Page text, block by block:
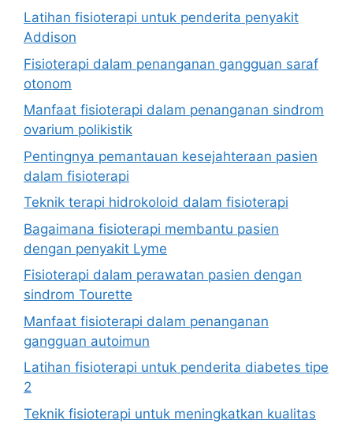
Latihan fisioterapi untuk penderita penyakit
Addison
Fisioterapi dalam penanganan gangguan saraf
otonom
Manfaat fisioterapi dalam penanganan sindrom
ovarium polikistik
Pentingnya pemantauan kesejahteraan pasien
dalam fisioterapi
Teknik terapi hidrokoloid dalam fisioterapi
Bagaimana fisioterapi membantu pasien
dengan penyakit Lyme
Fisioterapi dalam perawatan pasien dengan
sindrom Tourette
Manfaat fisioterapi dalam penanganan
gangguan autoimun
Latihan fisioterapi untuk penderita diabetes tipe
2
Teknik fisioterapi untuk meningkatkan kualitas